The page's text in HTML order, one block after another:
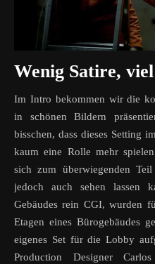
Wenig Satire,
Im Intro bekommen wir die
in schönen Bildern
bisschen, dass dieses Setting
kaum eine Rolle mehr
sich zum überwiegenden
jedoch auch sehen lassen
Gebäudes rein CGI, wurden
Etagen eines Bürogebäudes
eigenes Set für die Lobby
Production Designer